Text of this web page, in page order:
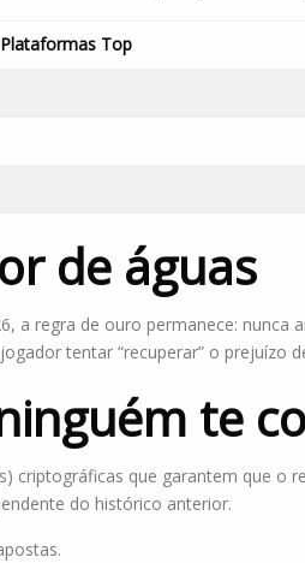
Plataformas Top
de águas
regra de ouro permanece:
tentar “recuperar” o prejuízo
te
criptográficas que garantem que
do histórico anterior.